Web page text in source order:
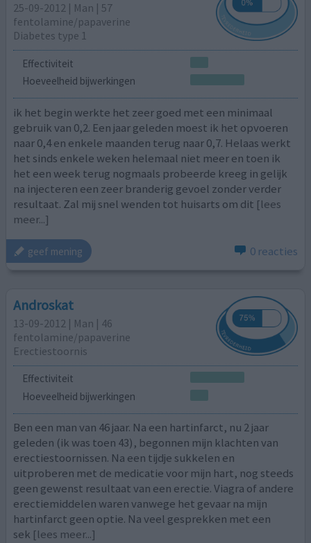
25-09-2012 | Man | 57
fentolamine/papaverine
Diabetes type 1
Effectiviteit
Hoeveelheid bijwerkingen
ik het begin werkte het zeer goed met een minimaal
gebruik van 0,2. Een jaar geleden moest ik het opvoeren
naar 0,4 en enkele maanden terug naar 0,7. Helaas werkt
het sinds enkele weken helemaal niet meer en toen ik
het een week terug nogmaals probeerde kreeg in gelijk
na injecteren een zeer branderig gevoel zonder verder
resultaat. Zal mij snel wenden tot huisarts om dit [lees
meer...]
geef mening 0 reacties
Androskat
13-09-2012 | Man | 46
fentolamine/papaverine
Erectiestoornis
Effectiviteit
Hoeveelheid bijwerkingen
Ben een man van 46 jaar. Na een hartinfarct, nu 2 jaar
geleden (ik was toen 43), begonnen mijn klachten van
erectiestoornissen. Na een tijdje sukkelen en
uitproberen met de medicatie voor mijn hart, nog steeds
geen gewenst resultaat van een erectie. Viagra of andere
erectiemiddelen waren vanwege het gevaar na mijn
hartinfarct geen optie. Na veel gesprekken met een
sek [lees meer...]